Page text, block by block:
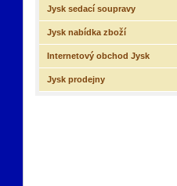
Jysk sedací soupravy
Jysk nabídka zboží
Internetový obchod Jysk
Jysk prodejny